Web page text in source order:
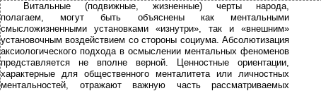
Витальные (подвижные, жизненные) черты народа,
полагаем, могут быть объяснены как ментальными
смысложизненными установками «изнутри», так и «внешним»
установочным воздействием со стороны социума. Абсолютизация
аксиологического подхода в осмыслении ментальных феноменов
представляется не вполне верной. Ценностные ориентации,
характерные для общественного менталитета или личностных
ментальностей, отражают важную часть рассматриваемых